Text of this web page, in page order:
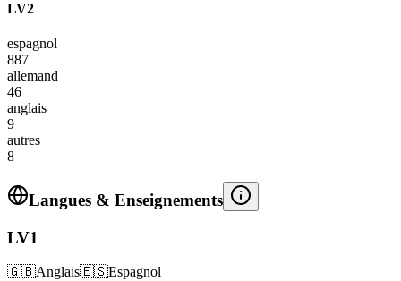
LV2
espagnol
887
allemand
46
anglais
9
autres
8
Langues & Enseignements
LV1
🇬🇧Anglais🇪🇸Espagnol